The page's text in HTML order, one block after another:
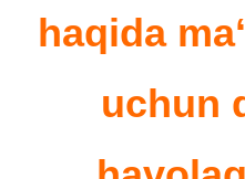
haqida
uchun